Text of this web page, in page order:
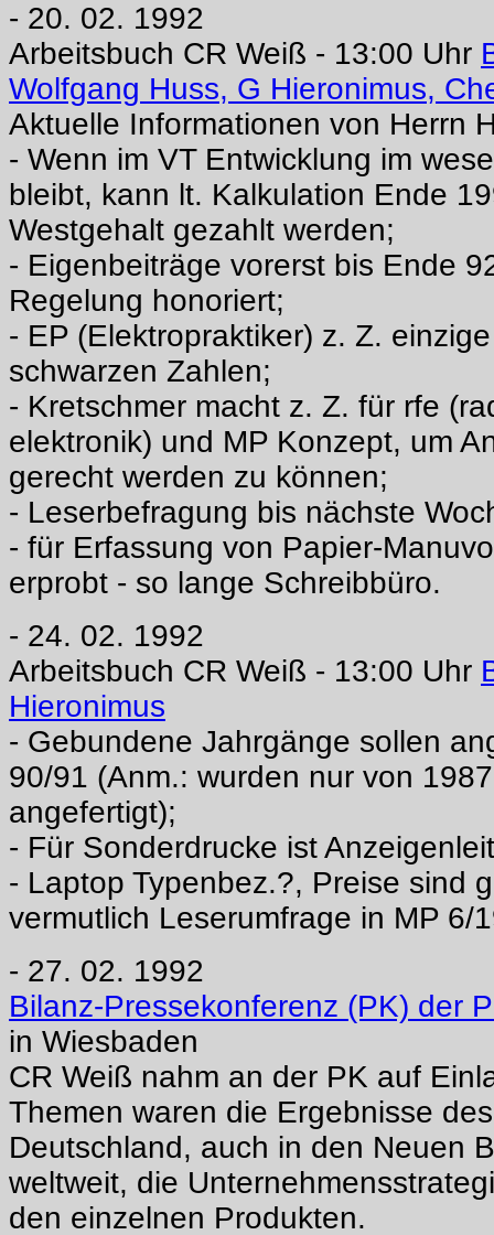
- 20. 02. 1992
Arbeitsbuch CR Weiß - 13:00 Uhr
Wolfgang Huss, G Hieronimus,
Aktuelle Informationen von Herrn
- Wenn im VT Entwicklung im
bleibt, kann lt. Kalkulation Ende
Westgehalt gezahlt werden;
- Eigenbeiträge vorerst bis Ende
Regelung honoriert;
- EP (Elektropraktiker) z. Z.
schwarzen Zahlen;
- Kretschmer macht z. Z. für rfe
elektronik) und MP Konzept, um
gerecht werden zu können;
- Leserbefragung bis nächste
- für Erfassung von Papier-
erprobt - so lange Schreibbüro.
- 24. 02. 1992
Arbeitsbuch CR Weiß - 13:00 Uhr
Hieronimus
- Gebundene Jahrgänge sollen
90/91 (Anm.: wurden nur von
angefertigt);
- Für Sonderdrucke ist
- Laptop Typenbez.?, Preise sind
vermutlich Leserumfrage in MP 6/
- 27. 02. 1992
Bilanz-Pressekonferenz (PK) der
in Wiesbaden
CR Weiß nahm an der PK auf
Themen waren die Ergebnisse
Deutschland, auch in den Neuen
weltweit, die
den einzelnen Produkten.